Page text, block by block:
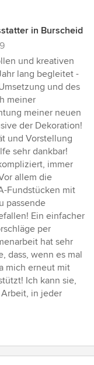
in Burscheid
und kreativen
lang begleitet -
und des
meiner
meiner neuen
der Dekoration!
und Vorstellung
sehr dankbar!
immer
allem die
Fundstücken mit
passende
Ein einfacher
per
hat sehr
dass, wenn es mal
mich erneut mit
Ich kann sie,
in jeder